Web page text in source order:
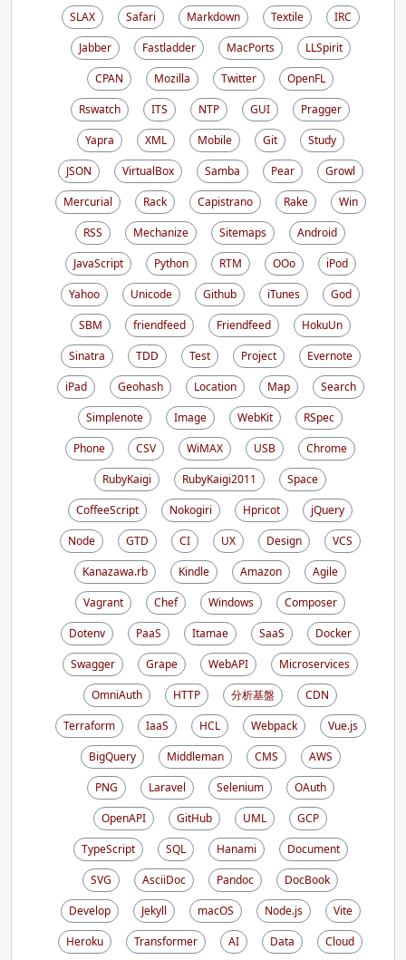
SLAX
Safari Markdown Textile
IRC
Jabber
Fastladder MacPorts
LLSpirit
CPAN
Mozilla Twitter
OpenFL
Rswatch
ITS NTP GUI
Pragger
Yapra
XML Mobile Git
Study
JSON
VirtualBox Samba Pear
Growl
Mercurial
Rack Capistrano Rake
Win
RSS
Mechanize Sitemaps
Android
JavaScript
Python RTM OOo
iPod
Yahoo
Unicode Github iTunes
God
SBM
friendfeed Friendfeed
HokuUn
Sinatra
TDD Test Project
Evernote
iPad
Geohash Location Map
Search
Simplenote
Image WebKit
RSpec
Phone
CSV WiMAX USB
Chrome
RubyKaigi
RubyKaigi2011
Space
CoffeeScript
Nokogiri Hpricot
jQuery
Node
GTD CI UX Design
VCS
Kanazawa.rb
Kindle Amazon
Agile
Vagrant
Chef Windows
Composer
Dotenv
PaaS Itamae SaaS
Docker
Swagger
Grape WebAPI
Microservices
OmniAuth
HTTP 分析基盤
CDN
Terraform
IaaS HCL Webpack
Vue.js
BigQuery
Middleman CMS
AWS
PNG
Laravel Selenium
OAuth
OpenAPI
GitHub UML
GCP
TypeScript
SQL Hanami
Document
SVG
AsciiDoc Pandoc
DocBook
Develop
Jekyll macOS Node.js
Vite
Heroku
Transformer AI Data Cloud